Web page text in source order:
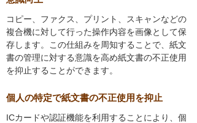
コピー、ファクス、プリント、スキャンなどの
複合機に対して行った操作内容を画像として保
存します。この仕組みを周知することで、紙文
書の管理に対する意識を高め紙文書の不正使用
を抑止することができます。
個人の特定で紙文書の不正使用を抑止
ICカードや認証機能を利用することにより、個